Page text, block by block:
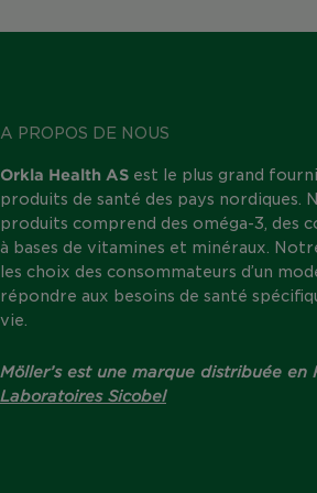
A PROPOS DE NOUS
Orkla Health AS est le plus grand
produits de santé des pays nordiques.
produits comprend des oméga-3, des
à bases de vitamines et minéraux.
les choix des consommateurs d’un
répondre aux besoins de santé
vie.
Möller’s est une marque distribuée en
Laboratoires Sicobel